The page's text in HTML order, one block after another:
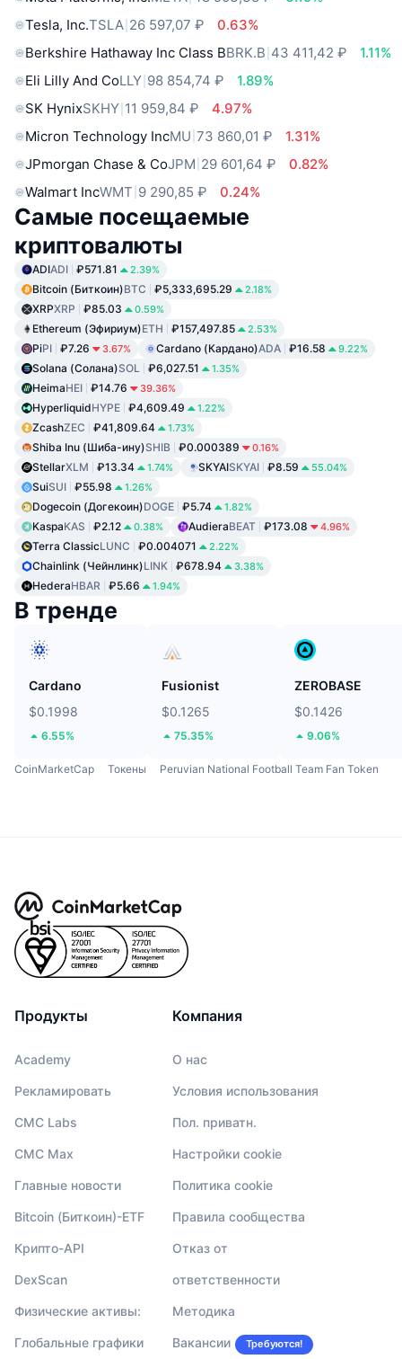
Tesla, Inc.TSLA 26 597,07 ₽
0.63%
Berkshire Hathaway Inc Class BBRK.B 43 411,42 ₽
1.11%
Eli Lilly And CoLLY 98 854,74 ₽
1.89%
SK HynixSKHY 11 959,84 ₽
4.97%
Micron Technology IncMU 73 860,01 ₽
1.31%
JPmorgan Chase & CoJPM 29 601,64 ₽
0.82%
Walmart IncWMT 9 290,85 ₽ 0.24%
Самые посещаемые
криптовалюты
ADIADI ₽571.81 2.39%
Bitcoin (Биткоин)BTC ₽5,333,695.29 2.18%
XRPXRP ₽85.03 0.59%
Ethereum (Эфириум)ETH ₽157,497.85 2.53%
PiPI ₽7.26 3.67% Cardano (Кардано)ADA ₽16.58 9.22%
Solana (Солана)SOL ₽6,027.51 1.35%
HeimaHEI ₽14.76 39.36%
HyperliquidHYPE ₽4,609.49 1.22%
ZcashZEC ₽41,809.64 1.73%
Shiba Inu (Шиба-ину)SHIB ₽0.000389 0.16%
StellarXLM ₽13.34 1.74% SKYAISKYAI ₽8.59 55.04%
SuiSUI ₽55.98 1.26%
Dogecoin (Догекоин)DOGE ₽5.74 1.82%
KaspaKAS ₽2.12 0.38% AudieraBEAT ₽173.08 4.96%
Terra ClassicLUNC ₽0.004071 2.22%
Chainlink (Чейнлинк)LINK ₽678.94 3.38%
HederaHBAR ₽5.66 1.94%
В тренде
Cardano
$0.1998
6.55%
Fusionist
$0.1265
75.35%
ZEROBASE
$0.1426
9.06%
CoinMarketCap Токены Peruvian National Football Team Fan Token
Продукты
Academy
Рекламировать
CMC Labs
CMC Max
Главные новости
Bitcoin (Биткоин)-ETF
Крипто-API
DexScan
Физические активы:
Глобальные графики
Компания
О нас
Условия использования
Пол. приватн.
Настройки cookie
Политика cookie
Правила сообщества
Отказ от
ответственности
Методика
Вакансии Требуются!